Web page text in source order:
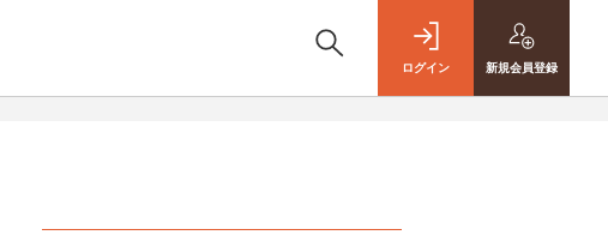
ログイン 新規会員登録